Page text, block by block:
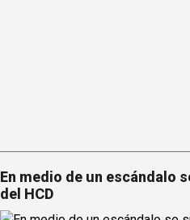
En medio de un escándalo
del HCD